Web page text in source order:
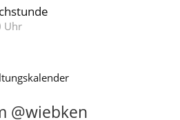
Uhr
@wiebken